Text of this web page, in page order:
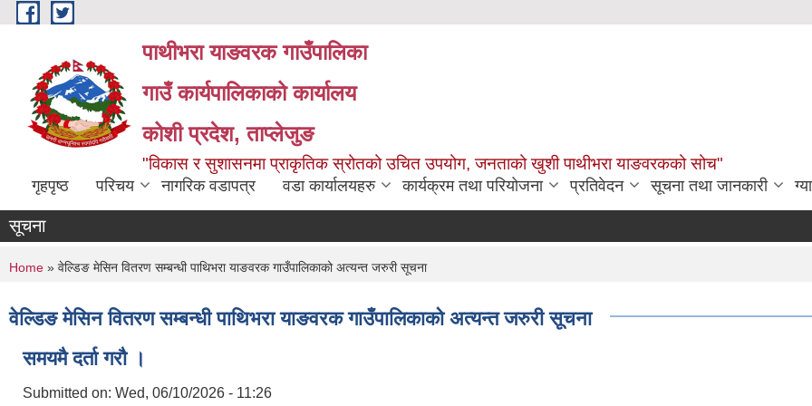
Skip to main content
पाथीभरा याङवरक गाउँपालिका
गाउँ कार्यपालिकाको कार्यालय
कोशी प्रदेश, ताप्लेजुङ
"विकास र सुशासनमा प्राकृतिक स्रोतको उचित उपयोग, जनताको खुशी पाथीभरा याङवरकको सोच"
गृहपृष्ठ परिचय नागरिक वडापत्र वडा कार्यालयहरु कार्यक्रम तथा परियोजना प्रतिवेदन सूचना तथा जानकारी
सूचना
You are here
Home » वेल्डिङ मेसिन वितरण सम्बन्धी पाथिभरा याङवरक गाउँपालिकाको अत्यन्त जरुरी सूचना
वेल्डिङ मेसिन वितरण सम्बन्धी पाथिभरा याङवरक गाउँपालिकाको अत्यन्त जरुरी सूचना
समयमै दर्ता गरौ ।
Submitted on: Wed, 06/10/2026 - 11:26